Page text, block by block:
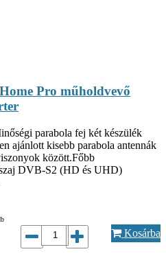
Pro műholdvevő
parabola fej két készülék
ajánlott kisebb parabola antennák
között.Főbb
DVB-S2 (HD és UHD)
Kosárba